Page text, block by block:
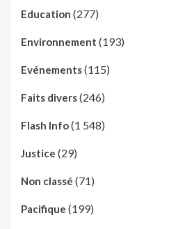
Education (277)
Environnement (193)
Evénements(115)
Faits divers(246)
Flash Info(1 548)
Justice (29)
Non classé (71)
Pacifique (199)